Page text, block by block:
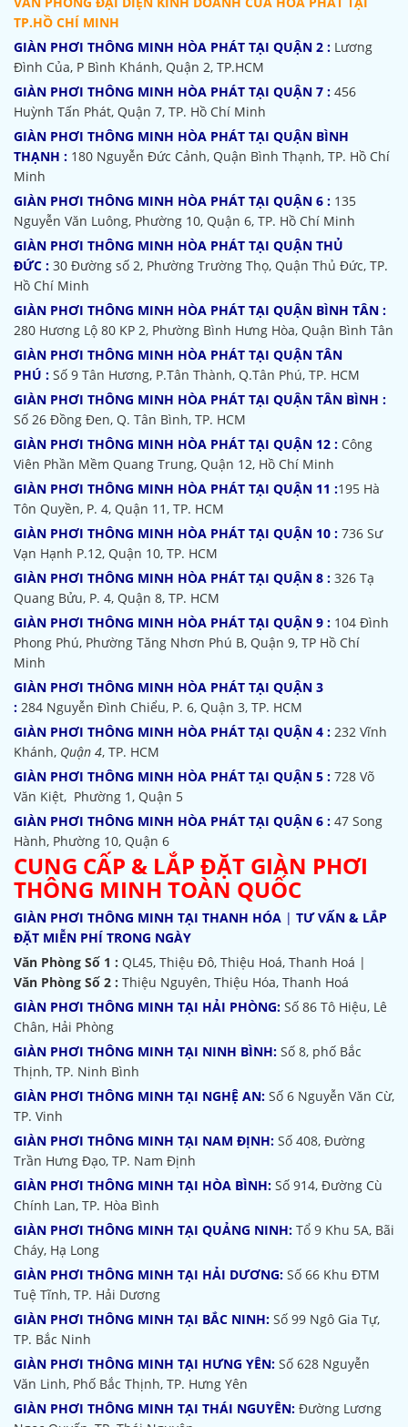
TP.HỒ CHÍ MINH
GIÀN PHƠI THÔNG MINH HÒA PHÁT TẠI QUẬN 2 : Lương
Đình Của, P Bình Khánh, Quận 2, TP.HCM
GIÀN PHƠI THÔNG MINH HÒA PHÁT TẠI QUẬN 7 : 456
Huỳnh Tấn Phát, Quận 7, TP. Hồ Chí Minh
GIÀN PHƠI THÔNG MINH HÒA PHÁT TẠI QUẬN BÌNH
THẠNH : 180 Nguyễn Đức Cảnh, Quận Bình Thạnh, TP. Hồ Chí
Minh
GIÀN PHƠI THÔNG MINH HÒA PHÁT TẠI QUẬN 6 : 135
Nguyễn Văn Luông, Phường 10, Quận 6, TP. Hồ Chí Minh
GIÀN PHƠI THÔNG MINH HÒA PHÁT TẠI QUẬN THỦ
ĐỨC : 30 Đường số 2, Phường Trường Thọ, Quận Thủ Đức, TP.
Hồ Chí Minh
GIÀN PHƠI THÔNG MINH HÒA PHÁT TẠI QUẬN BÌNH TÂN :
280 Hương Lộ 80 KP 2, Phường Bình Hưng Hòa, Quận Bình Tân
GIÀN PHƠI THÔNG MINH HÒA PHÁT TẠI QUẬN TÂN
PHÚ : Số 9 Tân Hương, P.Tân Thành, Q.Tân Phú, TP. HCM
GIÀN PHƠI THÔNG MINH HÒA PHÁT TẠI QUẬN TÂN BÌNH :
Số 26 Đồng Đen, Q. Tân Bình, TP. HCM
GIÀN PHƠI THÔNG MINH HÒA PHÁT TẠI QUẬN 12 : Công
Viên Phần Mềm Quang Trung, Quận 12, Hồ Chí Minh
GIÀN PHƠI THÔNG MINH HÒA PHÁT TẠI QUẬN 11 :195 Hà
Tôn Quyền, P. 4, Quận 11, TP. HCM
GIÀN PHƠI THÔNG MINH HÒA PHÁT TẠI QUẬN 10 : 736 Sư
Vạn Hạnh P.12, Quận 10, TP. HCM
GIÀN PHƠI THÔNG MINH HÒA PHÁT TẠI QUẬN 8 : 326 Tạ
Quang Bửu, P. 4, Quận 8, TP. HCM
GIÀN PHƠI THÔNG MINH HÒA PHÁT TẠI QUẬN 9 : 104 Đình
Phong Phú, Phường Tăng Nhơn Phú B, Quận 9, TP Hồ Chí
Minh
GIÀN PHƠI THÔNG MINH HÒA PHÁT TẠI QUẬN 3
: 284 Nguyễn Đình Chiểu, P. 6, Quận 3, TP. HCM
GIÀN PHƠI THÔNG MINH HÒA PHÁT TẠI QUẬN 4 : 232 Vĩnh
Khánh, Quận 4, TP. HCM
GIÀN PHƠI THÔNG MINH HÒA PHÁT TẠI QUẬN 5 : 728 Võ
Văn Kiệt, Phường 1, Quận 5
GIÀN PHƠI THÔNG MINH HÒA PHÁT TẠI QUẬN 6 : 47 Song
Hành, Phường 10, Quận 6
CUNG CẤP & LẮP ĐẶT GIÀN PHƠI
THÔNG MINH TOÀN QUỐC
GIÀN PHƠI THÔNG MINH TẠI THANH HÓA | TƯ VẤN & LẮP
ĐẶT MIỄN PHÍ TRONG NGÀY
Văn Phòng Số 1 : QL45, Thiệu Đô, Thiệu Hoá, Thanh Hoá |
Văn Phòng Số 2 : Thiệu Nguyên, Thiệu Hóa, Thanh Hoá
GIÀN PHƠI THÔNG MINH TẠI HẢI PHÒNG: Số 86 Tô Hiệu, Lê
Chân, Hải Phòng
GIÀN PHƠI THÔNG MINH TẠI NINH BÌNH: Số 8, phố Bắc
Thịnh, TP. Ninh Bình
GIÀN PHƠI THÔNG MINH TẠI NGHỆ AN: Số 6 Nguyễn Văn Cừ,
TP. Vinh
GIÀN PHƠI THÔNG MINH TẠI NAM ĐỊNH: Số 408, Đường
Trần Hưng Đạo, TP. Nam Định
GIÀN PHƠI THÔNG MINH TẠI HÒA BÌNH: Số 914, Đường Cù
Chính Lan, TP. Hòa Bình
GIÀN PHƠI THÔNG MINH TẠI QUẢNG NINH: Tổ 9 Khu 5A, Bãi
Cháy, Hạ Long
GIÀN PHƠI THÔNG MINH TẠI HẢI DƯƠNG: Số 66 Khu ĐTM
Tuệ Tĩnh, TP. Hải Dương
GIÀN PHƠI THÔNG MINH TẠI BẮC NINH: Số 99 Ngô Gia Tự,
TP. Bắc Ninh
GIÀN PHƠI THÔNG MINH TẠI HƯNG YÊN: Số 628 Nguyễn
Văn Linh, Phố Bắc Thịnh, TP. Hưng Yên
GIÀN PHƠI THÔNG MINH TẠI THÁI NGUYÊN: Đường Lương